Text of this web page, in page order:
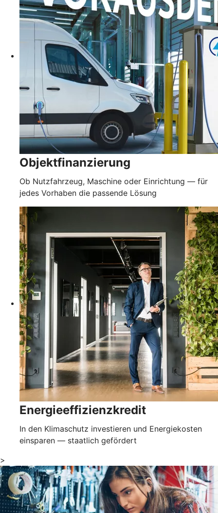
Objektfinanzierung
Ob Nutzfahrzeug, Maschine oder Einrichtung — für
jedes Vorhaben die passende Lösung
Energieeffizienzkredit
In den Klimaschutz investieren und Energiekosten
einsparen — staatlich gefördert
>